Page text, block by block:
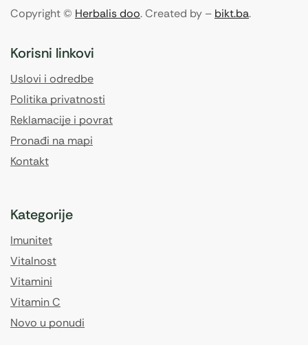
Copyright © Herbalis doo. Created by – bikt.ba.
Korisni linkovi
Uslovi i odredbe
Politika privatnosti
Reklamacije i povrat
Pronađi na mapi
Kontakt
Kategorije
Imunitet
Vitalnost
Vitamini
Vitamin C
Novo u ponudi